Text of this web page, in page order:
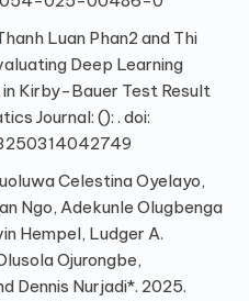
Luan Phan2 and Thi
Deep Learning
Kirby-Bauer Test Result
Journal: (): . doi:
Celestina Oyelayo,
Ngo, Adekunle Olugbenga
Hempel, Ludger A.
Ojurongbe,
Dennis Nurjadi*. 2025.